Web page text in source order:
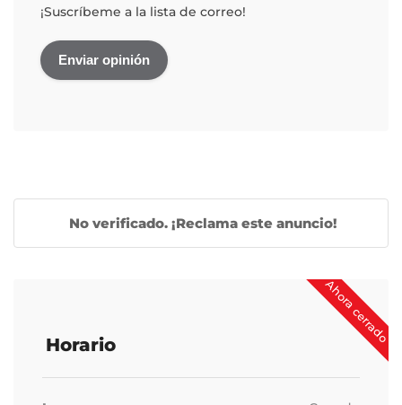
¡Suscríbeme a la lista de correo!
No verificado. ¡Reclama este anuncio!
Ahora cerrado
Horario